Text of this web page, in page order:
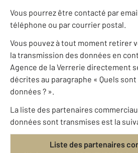
Vous pourrez être contacté par
téléphone ou par courrier postal.
Vous pouvez à tout moment retirer
la transmission des données en
Agence de la Verrerie directement
décrites au paragraphe « Quels
données ? ».
La liste des partenaires
données sont transmises est la
Liste des partenaires